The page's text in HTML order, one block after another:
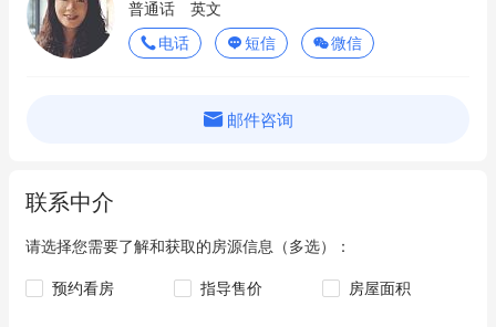
普通话
英文
电话
短信 微信
邮件咨询
联系中介
请选择您需要了解和获取的房源信息（多选）：
预约看房 指导售价 房屋面积